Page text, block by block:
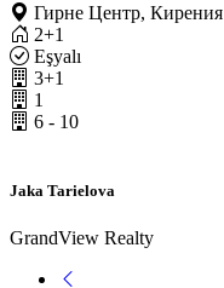
Гирне Центр, Кирения
2+1
Eşyalı
3+1
1
6 - 10
Jaka Tarielova
GrandView Realty